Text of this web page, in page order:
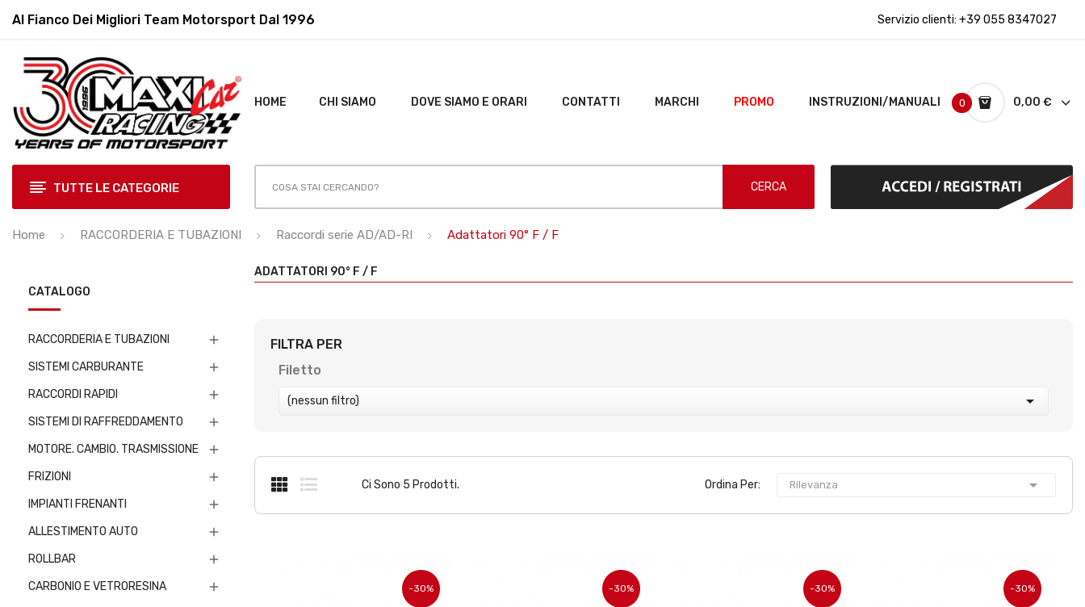
Al Fianco Dei Migliori Team Motorsport Dal 1996 Servizio clienti: +39 055 8347027
HOME CHI SIAMO DOVE SIAMO E ORARI CONTATTI MARCHI PROMO INSTRUZIONI/MANUALI 0 0,00 €
TUTTE LE CATEGORIE CERCA
Home RACCORDERIA E TUBAZIONI Raccordi serie AD/AD-RI Adattatori 90° F / F
CATALOGO
RACCORDERIA E TUBAZIONI 
SISTEMI CARBURANTE 
RACCORDI RAPIDI 
SISTEMI DI RAFFREDDAMENTO 
MOTORE. CAMBIO. TRASMISSIONE 
FRIZIONI 
IMPIANTI FRENANTI 
ALLESTIMENTO AUTO 
ROLLBAR 
CARBONIO E VETRORESINA 
ADATTATORI 90° F / F
FILTRA PER
Filetto
(nessun filtro) 
Ci Sono 5 Prodotti. Ordina Per: Rilevanza 
-30% -30% -30% -30%